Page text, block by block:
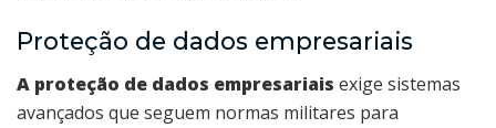
Proteção de dados empresariais
A proteção de dados empresariais exige sistemas
avançados que seguem normas militares para